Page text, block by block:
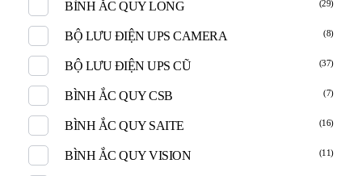
BÌNH ẮC QUY LONG (29)
BỘ LƯU ĐIỆN UPS CAMERA (8)
BỘ LƯU ĐIỆN UPS CŨ (37)
BÌNH ẮC QUY CSB (7)
BÌNH ẮC QUY SAITE (16)
BÌNH ẮC QUY VISION (11)